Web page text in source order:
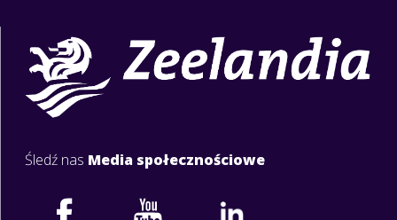
Śledź nas Media społecznościowe